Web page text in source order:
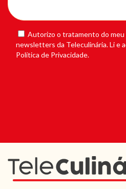
Autorizo o tratamento do
newsletters da Teleculinária. Li e
Política de Privacidade.